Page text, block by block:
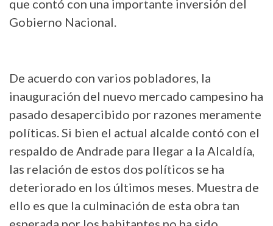
que contó con una importante inversión del
Gobierno Nacional.
De acuerdo con varios pobladores, la
inauguración del nuevo mercado campesino ha
pasado desapercibido por razones meramente
políticas. Si bien el actual alcalde contó con el
respaldo de Andrade para llegar a la Alcaldía,
las relación de estos dos políticos se ha
deteriorado en los últimos meses. Muestra de
ello es que la culminación de esta obra tan